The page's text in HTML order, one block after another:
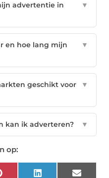
advertentie in
▼
en hoe lang mijn
▼
geschikt voor
▼
kan ik adverteren? ▼
op: